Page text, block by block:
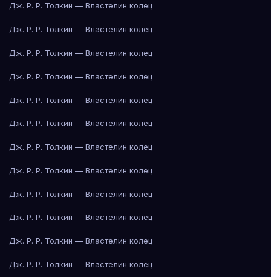
Дж. Р. Р. Толкин — Властелин колец
Дж. Р. Р. Толкин — Властелин колец
Дж. Р. Р. Толкин — Властелин колец
Дж. Р. Р. Толкин — Властелин колец
Дж. Р. Р. Толкин — Властелин колец
Дж. Р. Р. Толкин — Властелин колец
Дж. Р. Р. Толкин — Властелин колец
Дж. Р. Р. Толкин — Властелин колец
Дж. Р. Р. Толкин — Властелин колец
Дж. Р. Р. Толкин — Властелин колец
Дж. Р. Р. Толкин — Властелин колец
Дж. Р. Р. Толкин — Властелин колец